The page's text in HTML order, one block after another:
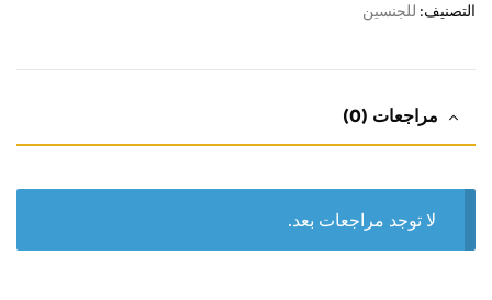
التصنيف: للجنسين
مراجعات (0)
لا توجد مراجعات بعد.